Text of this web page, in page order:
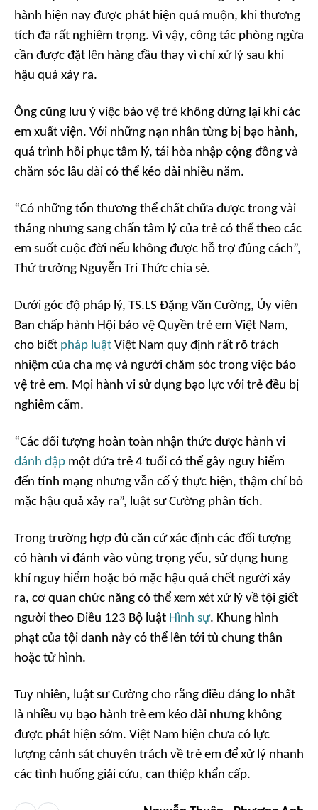
hành hiện nay được phát hiện quá muộn, khi thương
tích đã rất nghiêm trọng. Vì vậy, công tác phòng ngừa
cần được đặt lên hàng đầu thay vì chỉ xử lý sau khi
hậu quả xảy ra.
Ông cũng lưu ý việc bảo vệ trẻ không dừng lại khi các
em xuất viện. Với những nạn nhân từng bị bạo hành,
quá trình hồi phục tâm lý, tái hòa nhập cộng đồng và
chăm sóc lâu dài có thể kéo dài nhiều năm.
“Có những tổn thương thể chất chữa được trong vài
tháng nhưng sang chấn tâm lý của trẻ có thể theo các
em suốt cuộc đời nếu không được hỗ trợ đúng cách”,
Thứ trưởng Nguyễn Tri Thức chia sẻ.
Dưới góc độ pháp lý, TS.LS Đặng Văn Cường, Ủy viên
Ban chấp hành Hội bảo vệ Quyền trẻ em Việt Nam,
cho biết pháp luật Việt Nam quy định rất rõ trách
nhiệm của cha mẹ và người chăm sóc trong việc bảo
vệ trẻ em. Mọi hành vi sử dụng bạo lực với trẻ đều bị
nghiêm cấm.
“Các đối tượng hoàn toàn nhận thức được hành vi
đánh đập một đứa trẻ 4 tuổi có thể gây nguy hiểm
đến tính mạng nhưng vẫn cố ý thực hiện, thậm chí bỏ
mặc hậu quả xảy ra”, luật sư Cường phân tích.
Trong trường hợp đủ căn cứ xác định các đối tượng
có hành vi đánh vào vùng trọng yếu, sử dụng hung
khí nguy hiểm hoặc bỏ mặc hậu quả chết người xảy
ra, cơ quan chức năng có thể xem xét xử lý về tội giết
người theo Điều 123 Bộ luật Hình sự. Khung hình
phạt của tội danh này có thể lên tới tù chung thân
hoặc tử hình.
Tuy nhiên, luật sư Cường cho rằng điều đáng lo nhất
là nhiều vụ bạo hành trẻ em kéo dài nhưng không
được phát hiện sớm. Việt Nam hiện chưa có lực
lượng cảnh sát chuyên trách về trẻ em để xử lý nhanh
các tình huống giải cứu, can thiệp khẩn cấp.